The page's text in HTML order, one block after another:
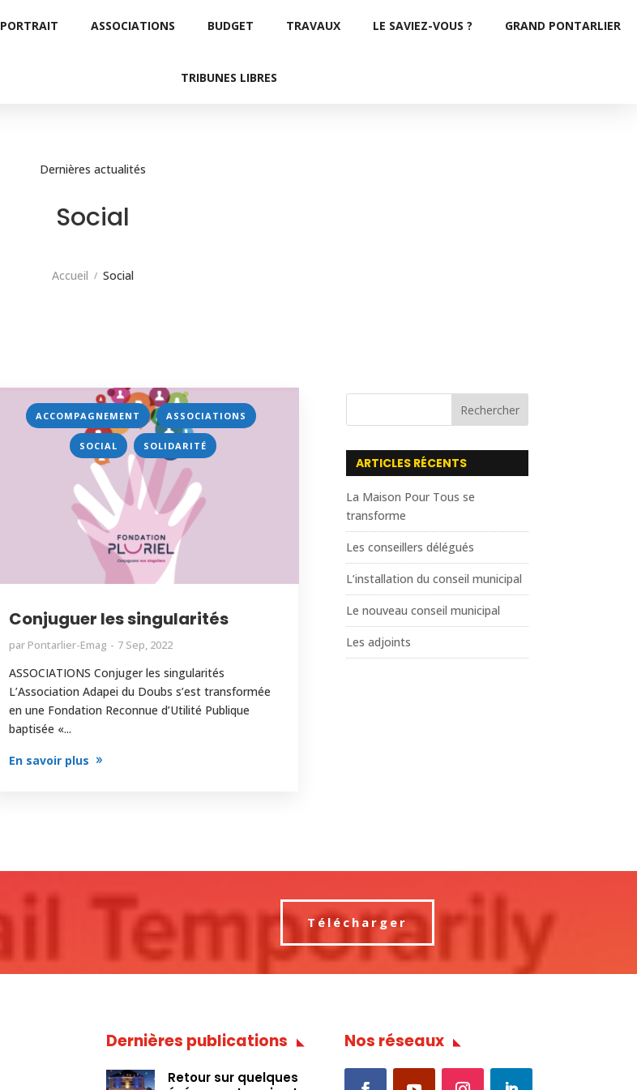
PORTRAIT ASSOCIATIONS BUDGET TRAVAUX LE SAVIEZ-VOUS ? GRAND PONTARLIER
TRIBUNES LIBRES
Dernières actualités
Social
Accueil Social
ACCOMPAGNEMENT , ASSOCIATIONS
SOCIAL , SOLIDARITÉ
Conjuguer les singularités
par Pontarlier-Emag 7 Sep, 2022
ASSOCIATIONS Conjuger les singularités
L’Association Adapei du Doubs s’est transformée
en une Fondation Reconnue d’Utilité Publique
baptisée «...
En savoir plus
Rechercher
ARTICLES RÉCENTS
La Maison Pour Tous se
transforme
Les conseillers délégués
L’installation du conseil municipal
Le nouveau conseil municipal
Les adjoints
Télécharger
Dernières publications
Retour sur quelques
Nos réseaux